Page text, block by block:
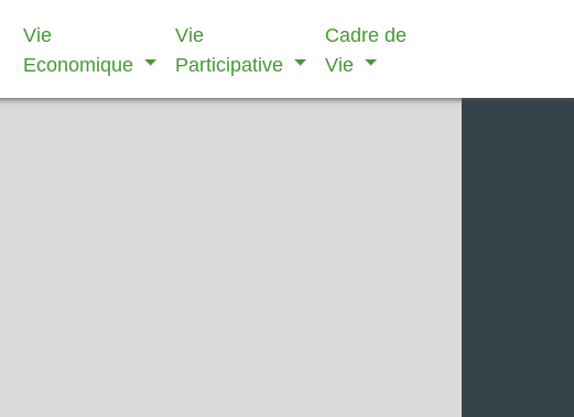
Vie
Economique
Vie
Participative
Cadre de
Vie